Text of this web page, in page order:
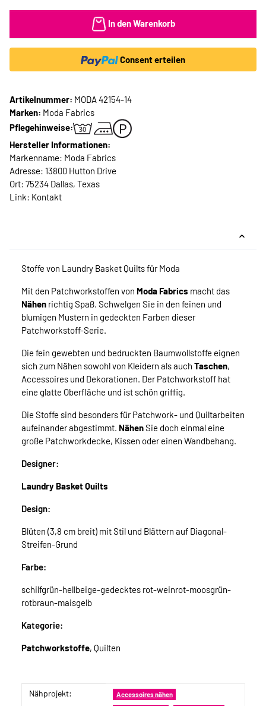
In den Warenkorb
Consent erteilen
Artikelnummer: MODA 42154-14
Marken: Moda Fabrics
Pflegehinweise:
Hersteller Informationen:
Markenname: Moda Fabrics
Adresse: 13800 Hutton Drive
Ort: 75234 Dallas, Texas
Link: Kontakt
Stoffe von Laundry Basket Quilts für Moda
Mit den Patchworkstoffen von Moda Fabrics macht das
Nähen richtig Spaß. Schwelgen Sie in den feinen und
blumigen Mustern in gedeckten Farben dieser
Patchworkstoff-Serie.
Die fein gewebten und bedruckten Baumwollstoffe eignen
sich zum Nähen sowohl von Kleidern als auch Taschen,
Accessoires und Dekorationen. Der Patchworkstoff hat
eine glatte Oberfläche und ist schön griffig.
Die Stoffe sind besonders für Patchwork- und Quiltarbeiten
aufeinander abgestimmt. NähenSie doch einmal eine
große Patchworkdecke, Kissen oder einen Wandbehang.
Designer:
Laundry Basket Quilts
Design:
Blüten (3,8 cm breit) mit Stil und Blättern auf Diagonal-
Streifen-Grund
Farbe:
schilfgrün-hellbeige-gedecktes rot-weinrot-moosgrün-
rotbraun-maisgelb
Kategorie:
Patchworkstoffe, Quilten
Produkteigenschaft
Wert
Nähprojekt: Accessoires nähen